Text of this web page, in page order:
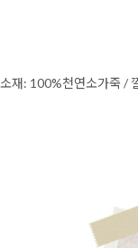
소재: 100%천연소가죽 /